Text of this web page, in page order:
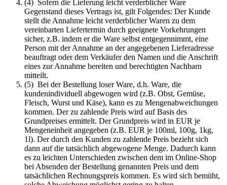
(4) Sofern die Lieferung leicht verderblicher Ware
Gegenstand dieses Vertrags ist, gilt Folgendes: Der Kunde
stellt die Annahme leicht verderblicher Waren zu dem
vereinbarten Liefertermin durch geeignete Vorkehrungen
sicher, z.B. indem er die Ware selbst entgegennimmt, eine
Person mit der Annahme an der angegebenen Lieferadresse
beauftragt oder dem Verkäufer den Namen und die Anschrift
eines zur Annahme bereiten und berechtigten Nachbarn
mitteilt.
(5) Bei der Bestellung loser Ware, d.h. Ware, die
kundenindividuell abgewogen wird (z.B. Obst, Gemüse,
Fleisch, Wurst und Käse), kann es zu Mengenabweichungen
kommen. Der zu zahlende Preis wird auf Basis des
Grundpreises ermittelt. Der Grundpreis wird in EUR je
Mengeneinheit angegeben (z.B. EUR je 100ml, 100g, 1kg,
1l). Der durch den Kunden zu zahlende Preis bezieht sich
dann auf die tatsächlich abgewogene Menge. Dadurch kann
es zu leichten Unterschieden zwischen dem im Online-Shop
bei Absenden der Bestellung genannten Preis und dem
tatsächlichen Rechnungspreis kommen. Es wird sich bemüht,